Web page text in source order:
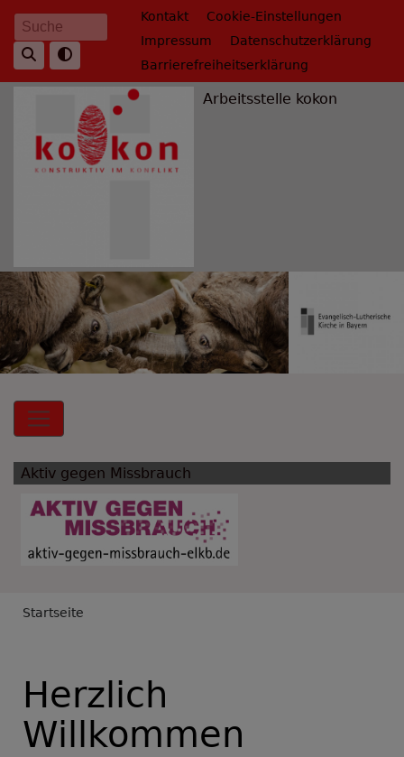
Direkt
zum
Inhalt
Suche Fußbereichsmenü
Kontakt
Cookie-Einstellungen
Impressum
Datenschutzerklärung
Barrierefreiheitserklärung
Arbeitsstelle kokon
Hauptnavigation
Aktiv gegen Missbrauch
Breadcrumb
Startseite
Herzlich
Willkommen